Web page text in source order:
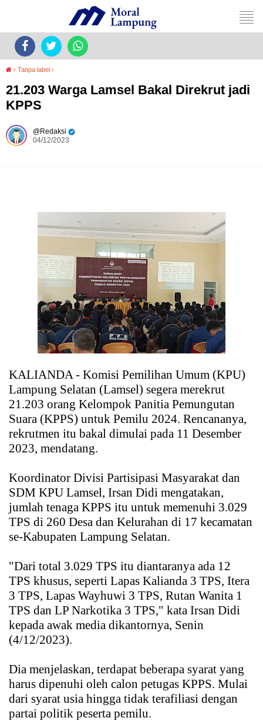
› Tanpa label ›
21.203 Warga Lamsel Bakal Direkrut jadi
KPPS
Redaksi
04/12/2023
KALIANDA - Komisi Pemilihan Umum (KPU)
Lampung Selatan (Lamsel) segera merekrut
21.203 orang Kelompok Panitia Pemungutan
Suara (KPPS) untuk Pemilu 2024. Rencananya,
rekrutmen itu bakal dimulai pada 11 Desember
2023, mendatang.
Koordinator Divisi Partisipasi Masyarakat dan
SDM KPU Lamsel, Irsan Didi mengatakan,
jumlah tenaga KPPS itu untuk memenuhi 3.029
TPS di 260 Desa dan Kelurahan di 17 kecamatan
se-Kabupaten Lampung Selatan.
"Dari total 3.029 TPS itu diantaranya ada 12
TPS khusus, seperti Lapas Kalianda 3 TPS, Itera
3 TPS, Lapas Wayhuwi 3 TPS, Rutan Wanita 1
TPS dan LP Narkotika 3 TPS," kata Irsan Didi
kepada awak media dikantornya, Senin
(4/12/2023).
Dia menjelaskan, terdapat beberapa syarat yang
harus dipenuhi oleh calon petugas KPPS. Mulai
dari syarat usia hingga tidak terafiliasi dengan
partai politik peserta pemilu.